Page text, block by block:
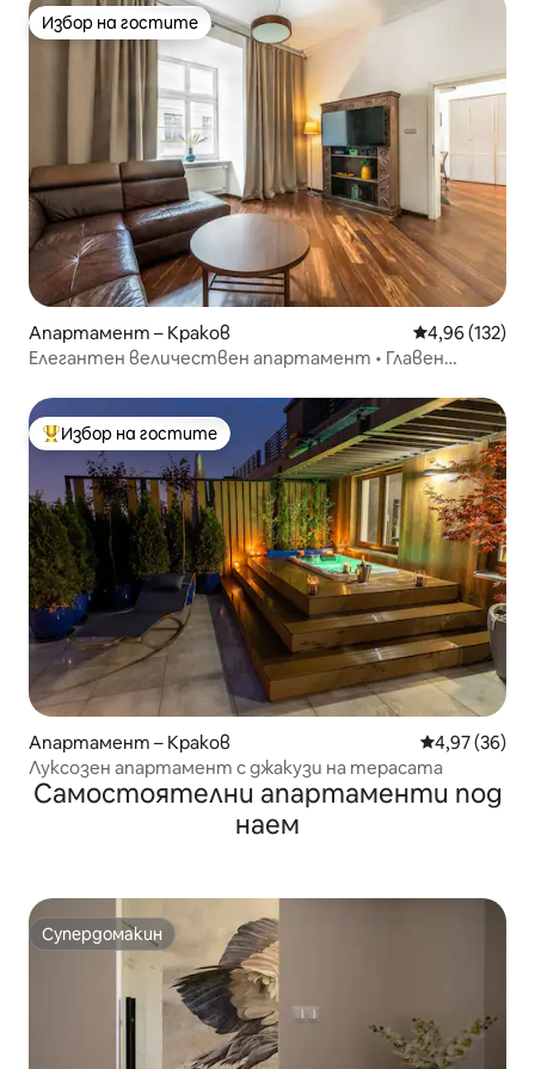
Избор на гостите
Избор на гостите
Апартамент – Краков Средна
4,96 (132)
Елегантен величествен апартамент • Главен
Най-популярен избор на гостите
Избор на гостите
Апартамент – Краков Средна
4,97 (36)
Луксозен апартамент с джакузи на терасата
Самостоятелни апартаменти под
наем
Супердомакин
Супердомакин